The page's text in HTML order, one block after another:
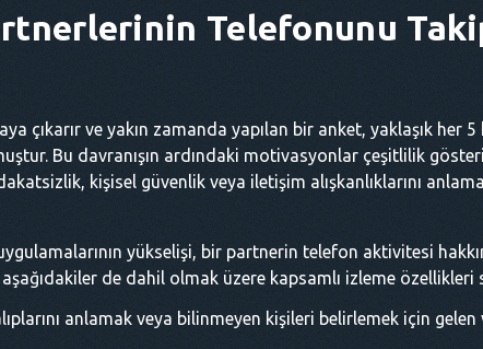
Telefonunu
çıkarır ve yakın zamanda yapılan bir anket, yaklaşık her
Bu davranışın ardındaki motivasyonlar çeşitlilik
kişisel güvenlik veya iletişim alışkanlıklarını
yükselişi, bir partnerin telefon aktivitesi
de dahil olmak üzere kapsamlı izleme özellikleri
anlamak veya bilinmeyen kişileri belirlemek için